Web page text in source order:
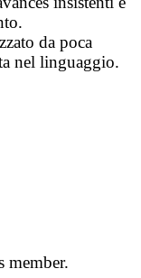
da poca
nel linguaggio.
member.